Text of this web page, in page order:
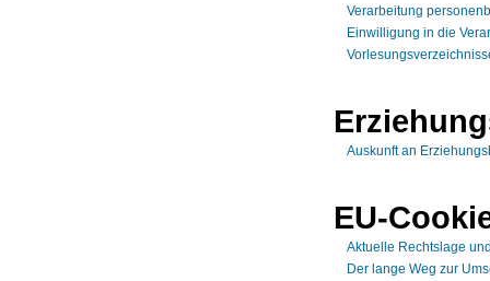
Verarbeitung
Einwilligung in die
Auskunft an
EU-
Aktuelle Rechtslage
Der lange Weg zur